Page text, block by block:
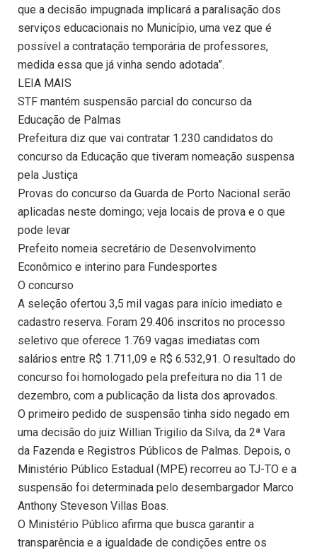
que a decisão impugnada implicará a paralisação dos
serviços educacionais no Município, uma vez que é
possível a contratação temporária de professores,
medida essa que já vinha sendo adotada”.
LEIA MAIS
STF mantém suspensão parcial do concurso da
Educação de Palmas
Prefeitura diz que vai contratar 1.230 candidatos do
concurso da Educação que tiveram nomeação suspensa
pela Justiça
Provas do concurso da Guarda de Porto Nacional serão
aplicadas neste domingo; veja locais de prova e o que
pode levar
Prefeito nomeia secretário de Desenvolvimento
Econômico e interino para Fundesportes
O concurso
A seleção ofertou 3,5 mil vagas para início imediato e
cadastro reserva. Foram 29.406 inscritos no processo
seletivo que oferece 1.769 vagas imediatas com
salários entre R$ 1.711,09 e R$ 6.532,91. O resultado do
concurso foi homologado pela prefeitura no dia 11 de
dezembro, com a publicação da lista dos aprovados.
O primeiro pedido de suspensão tinha sido negado em
uma decisão do juiz Willian Trigilio da Silva, da 2ª Vara
da Fazenda e Registros Públicos de Palmas. Depois, o
Ministério Público Estadual (MPE) recorreu ao TJ-TO e a
suspensão foi determinada pelo desembargador Marco
Anthony Steveson Villas Boas.
O Ministério Público afirma que busca garantir a
transparência e a igualdade de condições entre os